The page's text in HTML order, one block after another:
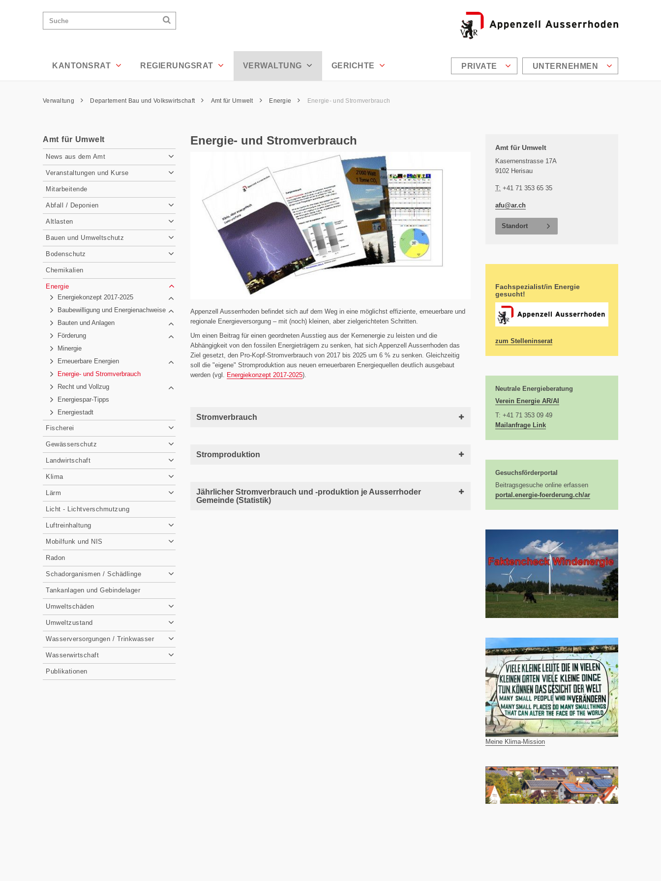
Suchen
KANTONSRAT
REGIERUNGSRAT VERWALTUNG GERICHTE PRIVATE UNTERNEHMEN
Inhalt
Pfadnavigation
Verwaltung Departement Bau und Volkswirtschaft Amt für Umwelt Energie Energie- und Stromverbrauch
Amt für Umwelt
Subnavigation
News aus dem Amt
Veranstaltungen und Kurse
Mitarbeitende
Abfall / Deponien
Altlasten
Bauen und Umweltschutz
Bodenschutz
Chemikalien
Energie
Energiekonzept 2017-2025
Baubewilligung und Energienachweise
Bauten und Anlagen
Förderung
Minergie
Erneuerbare Energien
Energie- und Stromverbrauch
Recht und Vollzug
Energiespar-Tipps
Energiestadt
Fischerei
Gewässerschutz
Landwirtschaft
Klima
Lärm
Licht - Lichtverschmutzung
Luftreinhaltung
Mobilfunk und NIS
Radon
Schadorganismen / Schädlinge
Tankanlagen und Gebindelager
Umweltschäden
Umweltzustand
Wasserversorgungen / Trinkwasser
Wasserwirtschaft
Publikationen
Energie- und Stromverbrauch
Appenzell Ausserrhoden befindet sich auf dem Weg in eine möglichst effiziente, erneuerbare und
regionale Energieversorgung – mit (noch) kleinen, aber zielgerichteten Schritten.
Um einen Beitrag für einen geordneten Ausstieg aus der Kernenergie zu leisten und die
Abhängigkeit von den fossilen Energieträgern zu senken, hat sich Appenzell Ausserrhoden das
Ziel gesetzt, den Pro-Kopf-Stromverbrauch von 2017 bis 2025 um 6 % zu senken. Gleichzeitig
soll die "eigene" Stromproduktion aus neuen erneuerbaren Energiequellen deutlich ausgebaut
werden (vgl. Energiekonzept 2017-2025).
Stromverbrauch
Stromproduktion
Jährlicher Stromverbrauch und -produktion je Ausserrhoder
Gemeinde (Statistik)
Amt für Umwelt
Kasernenstrasse 17A
9102 Herisau
T: +41 71 353 65 35
afu@ar.ch
Standort
Fachspezialist/in Energie
gesucht!
zum Stelleninserat
Neutrale Energieberatung
Verein Energie AR/AI
T: +41 71 353 09 49
Mailanfrage Link
Gesuchsförderportal
Beitragsgesuche online erfassen
portal.energie-foerderung.ch/ar
Meine Klima-Mission